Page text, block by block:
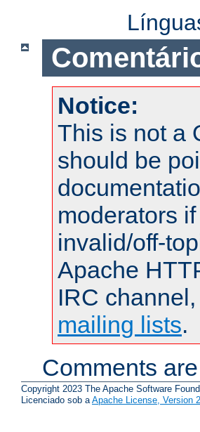
Notice:
This is not a
should be
moderators
invalid/off-
Apache
IRC
mailing lists.
Comments
Copyright 2023 The Apache Software
Licenciado sob aApache License, Version